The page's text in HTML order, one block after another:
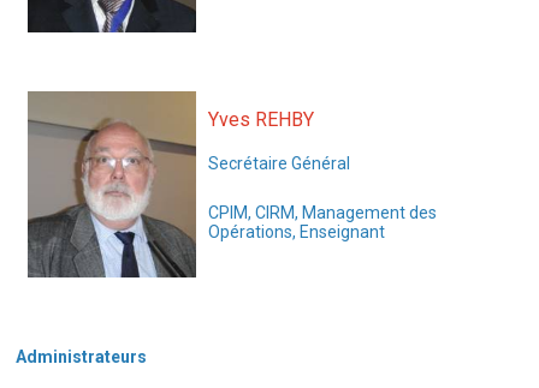
Yves REHBY
Secrétaire Général
CPIM, CIRM, Management des
Opérations, Enseignant
Administrateurs